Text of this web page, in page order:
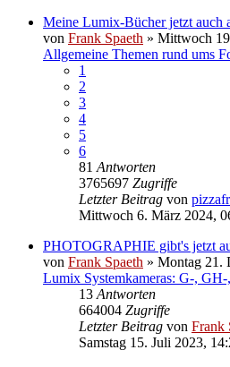
Meine Lumix-Bücher jetzt auch
von Frank Spaeth » Mittwoch
Allgemeine Themen rund ums
1
2
3
4
5
6
81 Antworten
3765697 Zugriffe
Letzter Beitrag von
Mittwoch 6. März 2024,
PHOTOGRAPHIE gibt's jetzt
von Frank Spaeth » Montag 21.
Lumix Systemkameras: G-,
13 Antworten
664004 Zugriffe
Letzter Beitrag von Frank
Samstag 15. Juli 2023,